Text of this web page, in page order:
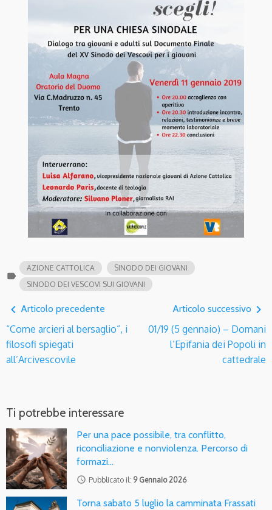
label
AZIONE CATTOLICA
SINODO DEI GIOVANI
SINODO DEI VESCOVI SUI GIOVANI
navigate_before Articolo precedente
“Come arcieri al bersaglio”, i
filosofi spiegati
all’Arcivescovile
Articolo successivo navigate_next
01/19 (5 gennaio) – Domani
l’Epifania dei Popoli in
cattedrale
Ti potrebbe interessare
Per una pace possibile, tra conflitto,
riconciliazione e nonviolenza. Percorso di
formazi…
access_time Pubblicato il: 9 Gennaio 2026
Torna sabato 5 luglio la camminata Frassati